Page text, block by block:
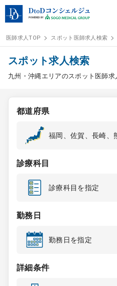
ログイン
医師求人
常勤検索
スポット検索
DtoDの転職・
コンサルタント
成功事例
医師求人TOP スポット医師求人検索
スポット求人検索
九州・沖縄エリアのスポット医師
都道府県
福岡、佐賀、長崎、
診療科目
診療科目を指定
勤務日
勤務日を指定
詳細条件